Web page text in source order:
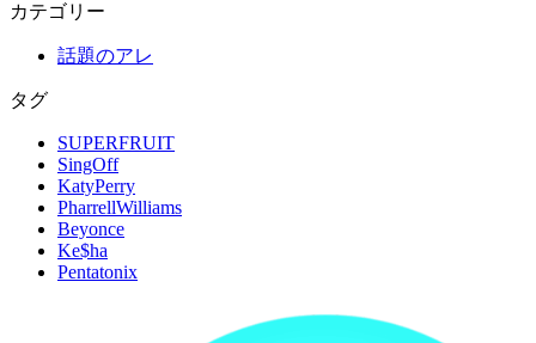
カテゴリー
話題のアレ
タグ
SUPERFRUIT
SingOff
KatyPerry
PharrellWilliams
Beyonce
Ke$ha
Pentatonix